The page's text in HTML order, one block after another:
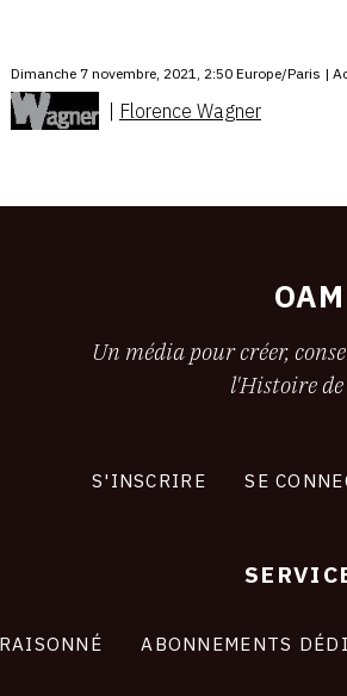
Dimanche 7 novembre, 2021, 2:50 Europe/Paris |
| Florence Wagner
OAM
Un média pour créer,
l'Histoire
S'INSCRIRE SE
ABONNEMENTS